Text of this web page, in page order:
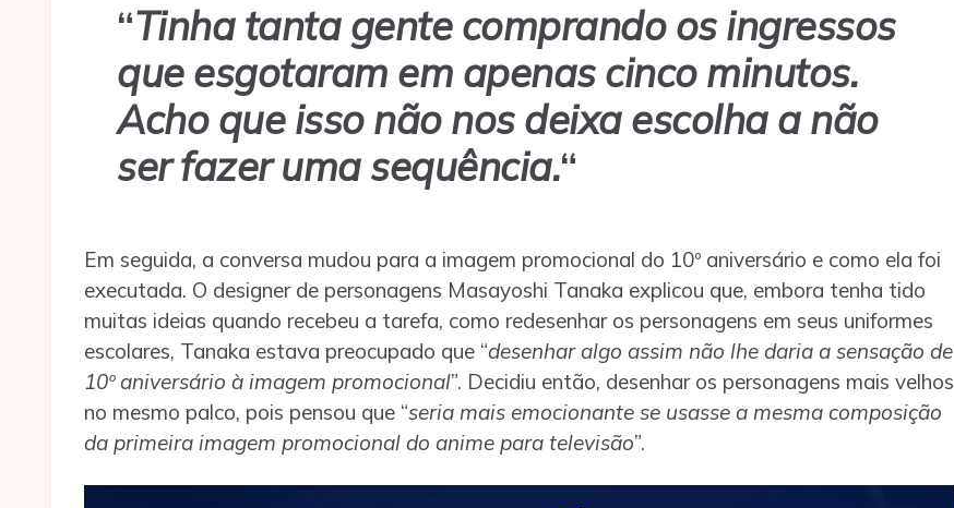
“Tinha tanta gente comprando os ingressos
que esgotaram em apenas cinco minutos.
Acho que isso não nos deixa escolha a não
ser fazer uma sequência.“
Em seguida, a conversa mudou para a imagem promocional do 10º aniversário e como ela foi
executada. O designer de personagens Masayoshi Tanaka explicou que, embora tenha tido
muitas ideias quando recebeu a tarefa, como redesenhar os personagens em seus uniformes
escolares, Tanaka estava preocupado que “desenhar algo assim não lhe daria a sensação de
10º aniversário à imagem promocional”. Decidiu então, desenhar os personagens mais velhos
no mesmo palco, pois pensou que “seria mais emocionante se usasse a mesma composição
da primeira imagem promocional do anime para televisão”.